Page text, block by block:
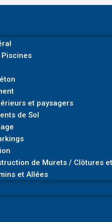
et paysagers
de Sol
de Murets / Clôtures
et Allées